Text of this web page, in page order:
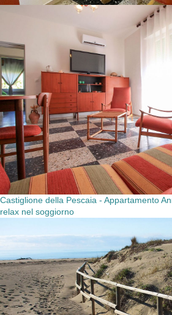
Castiglione della Pescaia - Appartamento
relax nel soggiorno